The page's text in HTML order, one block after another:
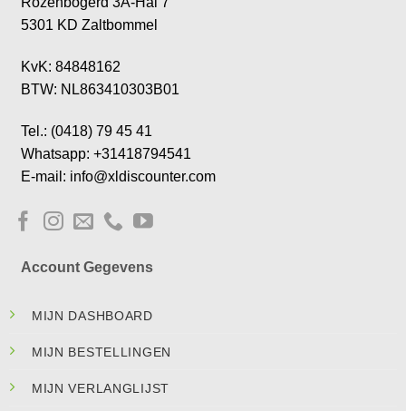
5301 KD Zaltbommel
KvK: 84848162
BTW: NL863410303B01
Tel.: (0418) 79 45 41
Whatsapp: +31418794541
E-mail: info@xldiscounter.com
Account Gegevens
MIJN DASHBOARD
MIJN BESTELLINGEN
MIJN VERLANGLIJST